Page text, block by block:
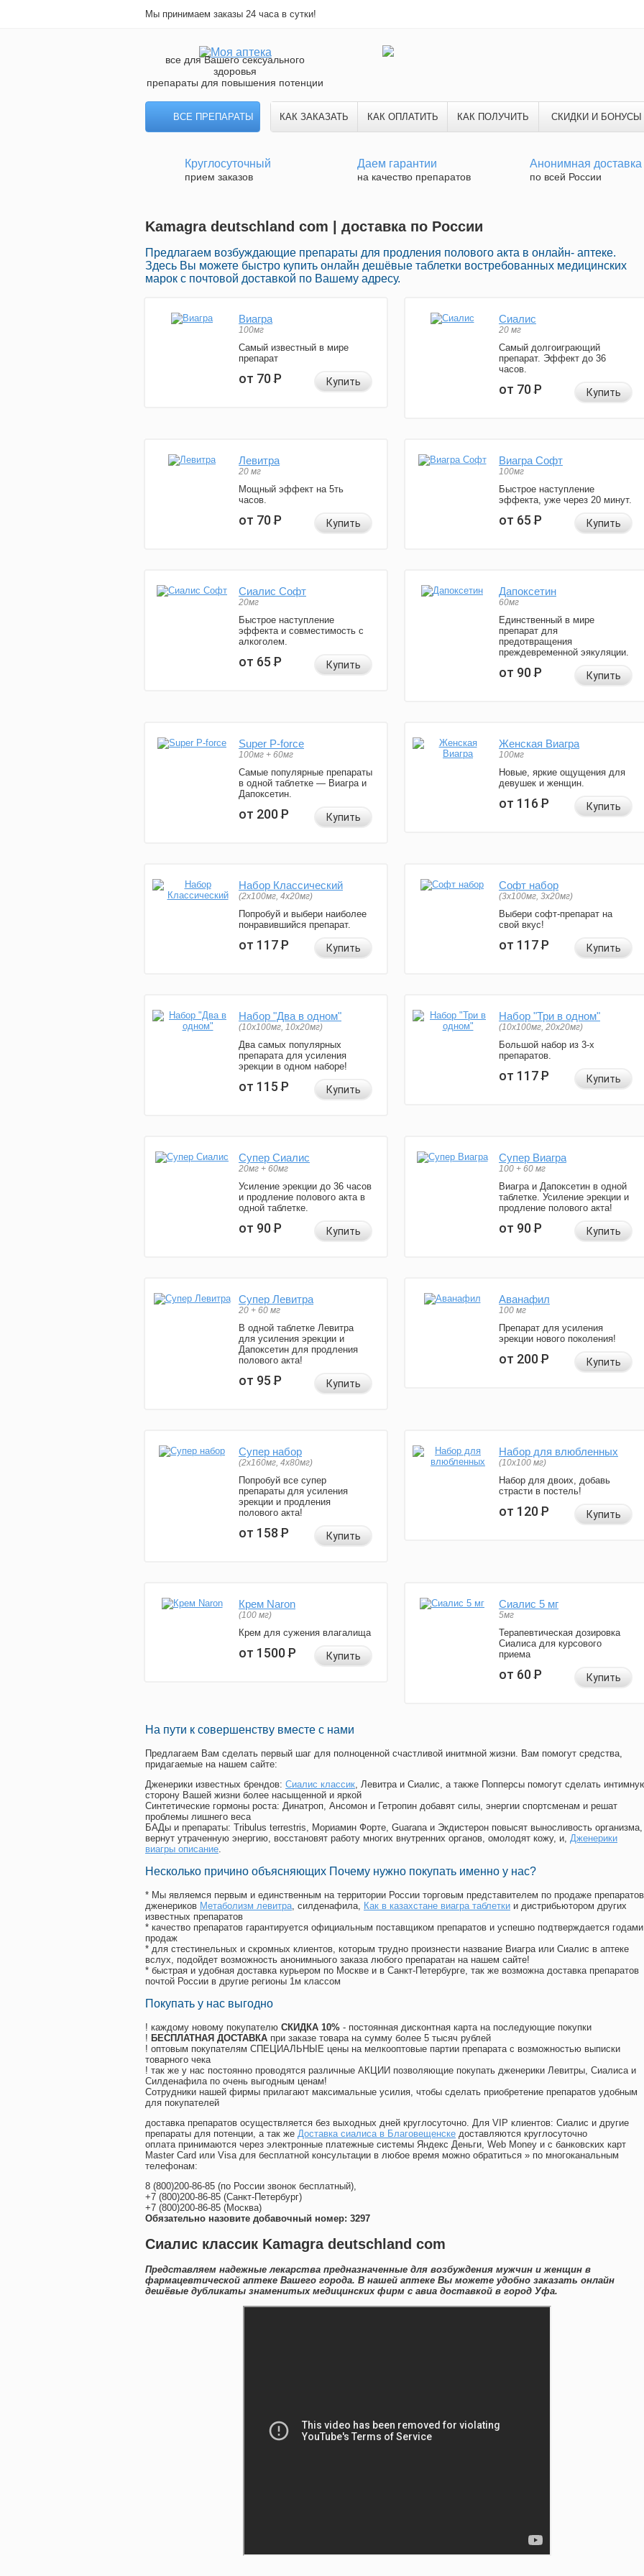
Мы принимаем заказы 24 часа в сутки!
все для Вашего сексуального
здоровья
препараты для повышения потенции
ВСЕ ПРЕПАРАТЫ КАК ЗАКАЗАТЬ КАК ОПЛАТИТЬ КАК ПОЛУЧИТЬ СКИДКИ И БОНУСЫ
Круглосуточный
прием заказов
Даем гарантии
на качество препаратов
Анонимная доставка
по всей России
Kamagra deutschland com | доставка по России
Предлагаем возбуждающие препараты для продления полового акта в онлайн- аптеке.
Здесь Вы можете быстро купить онлайн дешёвые таблетки востребованных медицинских
марок с почтовой доставкой по Вашему адресу.
Виагра
100мг
Самый известный в мире
препарат
от 70Р Купить
Сиалис
20 мг
Самый долгоиграющий
препарат. Эффект до 36
часов.
от 70Р Купить
Левитра
20 мг
Мощный эффект на 5ть
часов.
от 70Р Купить
Виагра Софт
100мг
Быстрое наступление
эффекта, уже через 20 минут.
от 65Р Купить
Сиалис Софт
20мг
Быстрое наступление
эффекта и совместимость с
алкоголем.
от 65Р Купить
Дапоксетин
60мг
Единственный в мире
препарат для
предотвращения
преждевременной эякуляции.
от 90Р Купить
Super P-force
100мг + 60мг
Самые популярные препараты
в одной таблетке — Виагра и
Дапоксетин.
от 200Р Купить
Женская Виагра
100мг
Новые, яркие ощущения для
девушек и женщин.
от 116Р Купить
Набор Классический
(2x100мг, 4x20мг)
Попробуй и выбери наиболее
понравившийся препарат.
от 117Р Купить
Софт набор
(3x100мг, 3x20мг)
Выбери софт-препарат на
свой вкус!
от 117Р Купить
Набор "Два в одном"
(10x100мг, 10x20мг)
Два самых популярных
препарата для усиления
эрекции в одном наборе!
от 115Р Купить
Набор "Три в одном"
(10x100мг, 20x20мг)
Большой набор из 3-х
препаратов.
от 117Р Купить
Супер Сиалис
20мг + 60мг
Усиление эрекции до 36 часов
и продление полового акта в
одной таблетке.
от 90Р Купить
Супер Виагра
100 + 60 мг
Виагра и Дапоксетин в одной
таблетке. Усиление эрекции и
продление полового акта!
от 90Р Купить
Супер Левитра
20 + 60 мг
В одной таблетке Левитра
для усиления эрекции и
Дапоксетин для продления
полового акта!
от 95Р Купить
Аванафил
100 мг
Препарат для усиления
эрекции нового поколения!
от 200Р Купить
Супер набор
(2х160мг, 4х80мг)
Попробуй все супер
препараты для усиления
эрекции и продления
полового акта!
от 158Р Купить
Набор для влюбленных
(10х100 мг)
Набор для двоих, добавь
страсти в постель!
от 120Р Купить
Крем Naron
(100 мг)
Крем для сужения влагалища
от 1500Р Купить
Сиалис 5 мг
5мг
Терапевтическая дозировка
Сиалиса для курсового
приема
от 60Р Купить
На пути к совершенству вместе с нами
Предлагаем Вам сделать первый шаг для полноценной счастливой инитмной жизни. Вам помогут средства,
придагаемые на нашем сайте:
Дженерики известных брендов: Сиалис классик, Левитра и Сиалис, а также Попперсы помогут сделать
сторону Вашей жизни более насыщенной и яркой
Синтетические гормоны роста: Динатроп, Ансомон и Гетропин добавят силы, энергии спортсменам и решат
проблемы лишнего веса
БАДы и препараты: Tribulus terrestris, Мориамин Форте, Guarana и Экдистерон повысят выносливость организма,
вернут утраченную энергию, восстановят работу многих внутренних органов, омолодят кожу, и, Дженерики
виагры описание.
Несколько причино объясняющих Почему нужно покупать именно у нас?
* Мы являемся первым и единственным на территории России торговым представителем по продаже препаратов
дженериков Метаболизм левитра, силденафила, Как в казахстане виагра таблетки и дистрибьютором других
известных препаратов
* качество препаратов гарантируется официальным поставщиком препаратов и успешно подтверждается годами
продаж
* для стестинельных и скромных клиентов, которым трудно произнести название Виагра или Сиалис в аптеке
вслух, подойдет возможность анонимныого заказа любого препаратан на нашем сайте!
* быстрая и удобная доставка курьером по Москве и в Санкт-Петербурге, так же возможна доставка препаратов
почтой России в другие регионы 1м классом
Покупать у нас выгодно
! каждому новому покупателю СКИДКА 10% - постоянная дисконтная карта на последующие покупки
! БЕСПЛАТНАЯ ДОСТАВКА при заказе товара на сумму более 5 тысяч рублей
! оптовым покупателям СПЕЦИАЛЬНЫЕ цены на мелкооптовые партии препарата с возможностью выписки
товарного чека
! так же у нас постоянно проводятся различные АКЦИИ позволяющие покупать дженерики Левитры, Сиалиса и
Силденафила по очень выгодным ценам!
Cотрудники нашей фирмы прилагают максимальные усилия, чтобы сделать приобретение препаратов удобным
для покупателей
доставка препаратов осуществляется без выходных дней круглосуточно. Для VIP клиентов: Сиалис и другие
препараты для потенции, а так же Доставка сиалиса в Благовещенске доставляются круглосуточно
оплата принимаются через электронные платежные системы Яндекс Деньги, Web Money и с банковских карт
Master Card или Visa для бесплатной консультации в любое время можно обратиться » по многоканальным
телефонам:
8 (800)200-86-85 (по России звонок бесплатный),
+7 (800)200-86-85 (Санкт-Петербург)
+7 (800)200-86-85 (Москва)
Обязательно назовите добавочный номер: 3297
Сиалис классик Kamagra deutschland com
Представляем надежные лекарства предназначенные для возбуждения мужчин и женщин в
фармацевтической аптеке Вашего города. В нашей аптеке Вы можете удобно заказать онлайн
дешёвые дубликаты знаменитых медицинских фирм с авиа доставкой в город Уфа.